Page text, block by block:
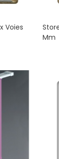
Voies
Mm